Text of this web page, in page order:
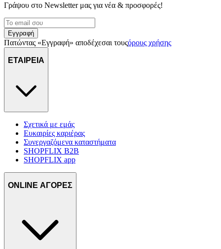
Γράψου στο Νewsletter μας για νέα & προσφορές!
Εγγραφή
Πατώντας «Εγγραφή» αποδέχεσαι τουςόρους χρήσης
ΕΤΑΙΡΕΙΑ
Σχετικά με εμάς
Ευκαιρίες καριέρας
Συνεργαζόμενα καταστήματα
SHOPFLIX B2B
SHOPFLIX app
ONLINE ΑΓΟΡΕΣ